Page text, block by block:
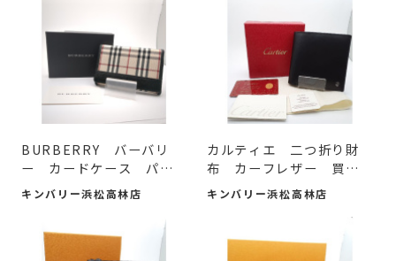
BURBERRY バーバリ
ー カードケース パス
ケース...
キンバリー浜松高林店
カルティエ 二つ折り財
布 カーフレザー 買取
入...
キンバリー浜松高林店